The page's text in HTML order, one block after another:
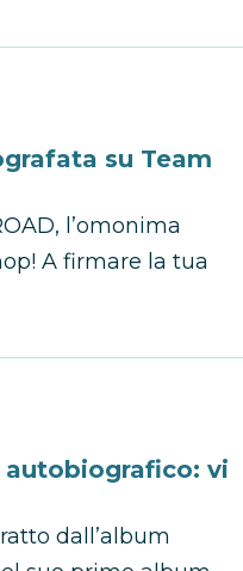
su Team
l’omonima
A firmare la tua
autobiografico: vi
dall’album